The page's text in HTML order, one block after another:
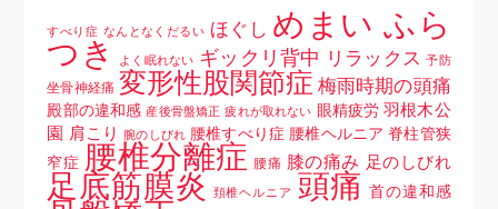
すべり症 なんとなくだるい ほぐし めまい ふら
つき
よく眠れない ギックリ背中 リラックス 予防
坐骨神経痛 変形性股関節症 梅雨時期の頭痛
殿部の違和感 産後骨盤矯正 疲れが取れない 眼精疲労 羽根木公
園 肩こり 腕のしびれ 腰椎すべり症 腰椎ヘルニア 脊柱管狭
窄症 腰椎分離症 腰痛 膝の痛み 足のしびれ
足底筋膜炎 頚椎ヘルニア 頭痛 首の違和感